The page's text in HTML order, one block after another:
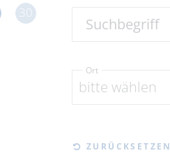
30
Suchbegriff
bitte wählen
Ort
ZURÜCKSETZEN